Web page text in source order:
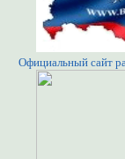
Официальный сайт